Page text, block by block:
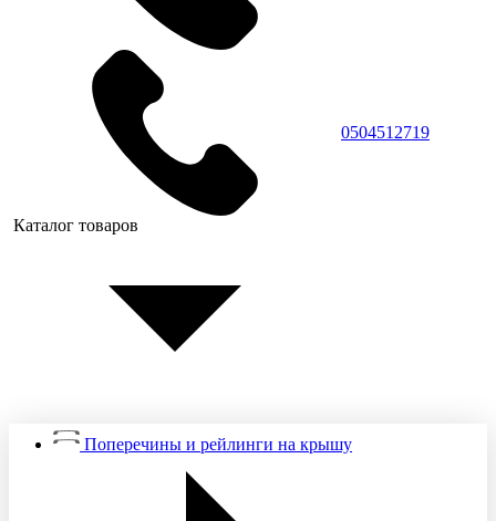
0504512719
Каталог товаров
Поперечины и рейлинги на крышу